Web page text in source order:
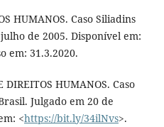
HUMANOS. Caso Siliadins
de 2005. Disponível em:
em: 31.3.2020.
DIREITOS HUMANOS. Caso
Julgado em 20 de
<https://bit.ly/34ilNvs>.